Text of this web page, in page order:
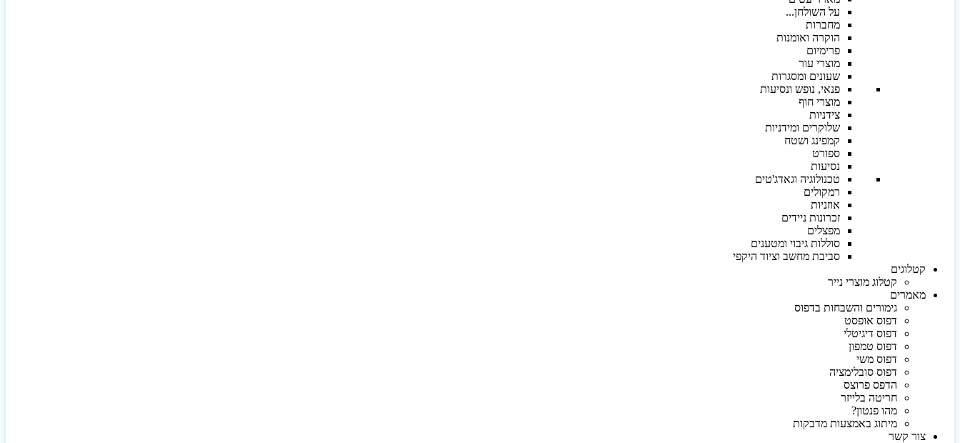
על השולחן...
מחברות
הוקרה ואומנות
פרימיום
מוצרי עור
שעונים ומסגרות
פנאי, נופש ונסיעות
מוצרי חוף
צידניות
שלוקרים ומידניות
קמפינג ושטח
ספורט
נסיעות
טכנולוגיה וגאדג'טים
רמקולים
אוזניות
זכרונות ניידים
מפצלים
סוללות גיבוי ומטענים
סביבת מחשב וציוד היקפי
קטלוגים
קטלוג מוצרי נייר
מאמרים
גימורים והשבחות בדפוס
דפוס אופסט
דפוס דיגיטלי
דפוס טמפון
דפוס משי
דפוס סובלימציה
הדפס פרוצס
חריטה בלייזר
מהו פנטון?
מיתוג באמצעות מדבקות
צור קשר